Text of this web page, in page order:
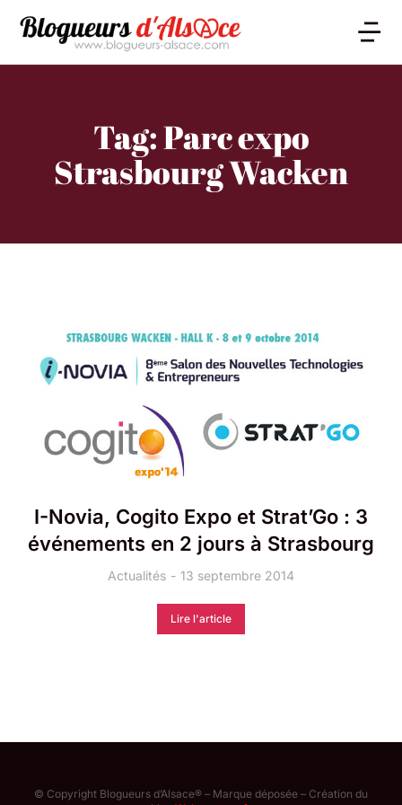
Tag: Parc expo
Strasbourg Wacken
I-Novia, Cogito Expo et Strat’Go : 3
événements en 2 jours à Strasbourg
Actualités 13 septembre 2014
Lire l'article
© Copyright Blogueurs d’Alsace® – Marque déposée – Création du